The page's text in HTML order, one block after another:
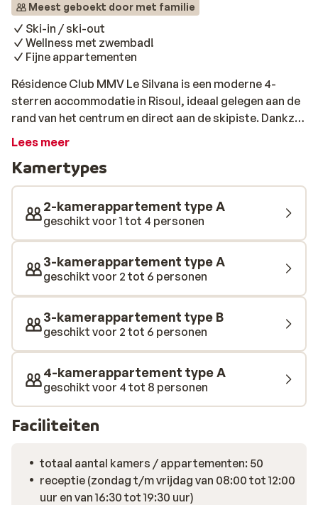
Meest geboekt door met familie
Ski-in / ski-out
Wellness met zwembad!
Fijne appartementen
Résidence Club MMV Le Silvana is een moderne 4-
sterren accommodatie in Risoul, ideaal gelegen aan de
rand van het centrum en direct aan de skipiste. Dankzij
de ski-in ski-out ligging stap je ’s ochtends zo op je
voor een zorgeloze wintersport in Frankrijk. De
comfortabele en netjes ingerichte appartementen zijn
de ideale plek om na een sportieve dag tot rust te
komen. Wie nog energie over heeft kan een baantje
trekken in het binnenzwembad. Liever ontspannen?
Geniet van de sauna of kies voor een weldadige
massage in de wellness.
Lees meer
Kamertypes
2-kamerappartement type A
geschikt voor 1 tot 4 personen
3-kamerappartement type A
geschikt voor 2 tot 6 personen
3-kamerappartement type B
geschikt voor 2 tot 6 personen
4-kamerappartement type A
geschikt voor 4 tot 8 personen
Faciliteiten
totaal aantal kamers / appartementen: 50
receptie (zondag t/m vrijdag van 08:00 tot 12:00
uur en van 16:30 tot 19:30 uur)